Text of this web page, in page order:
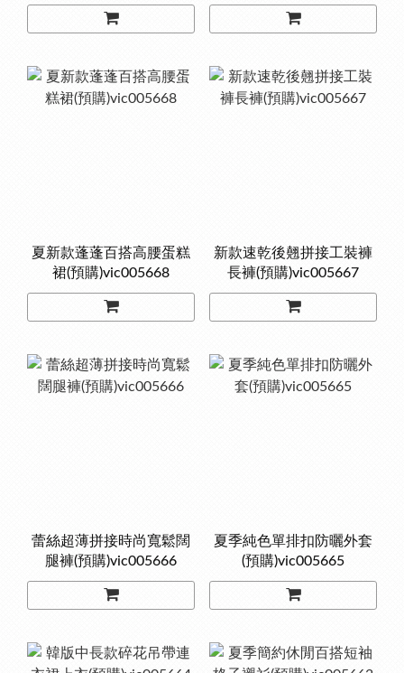
夏新款蓬蓬百搭高腰蛋糕
裙(預購)vic005668
新款速乾後翹拼接工裝褲
長褲(預購)vic005667
蕾絲超薄拼接時尚寬鬆闊
腿褲(預購)vic005666
夏季純色單排扣防曬外套
(預購)vic005665